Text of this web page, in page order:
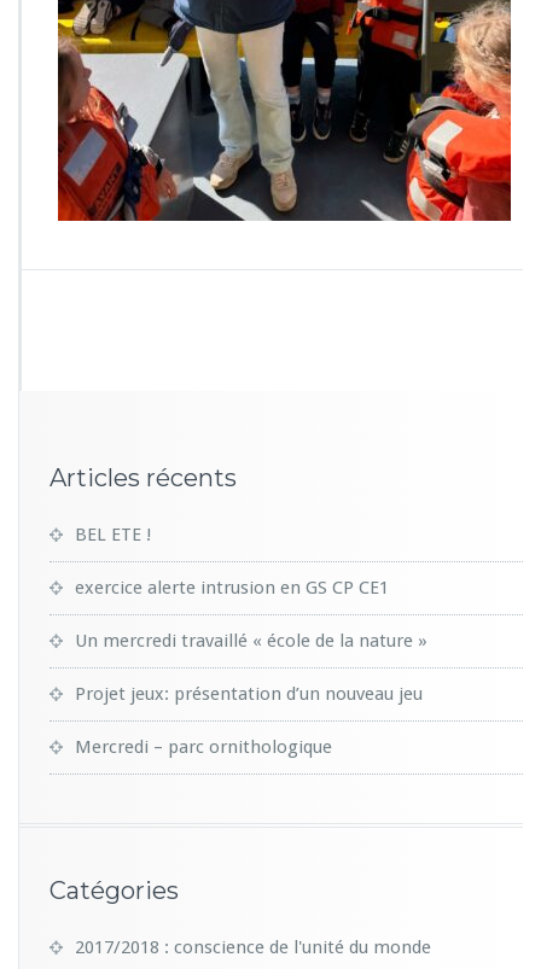
0
0
7
Articles récents
BEL ETE !
exercice alerte intrusion en GS CP CE1
Un mercredi travaillé « école de la nature »
Projet jeux: présentation d’un nouveau jeu
Mercredi – parc ornithologique
Catégories
2017/2018 : conscience de l'unité du monde